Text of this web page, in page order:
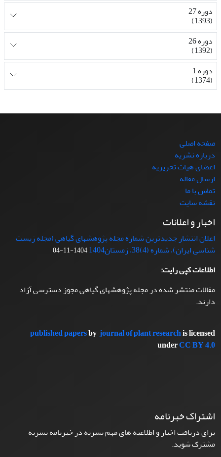
دوره 27
(1393)
دوره 26
(1392)
دوره 1
(1374)
صفحه اصلی
درباره نشریه
اعضای هیات تحریریه
ارسال مقاله
تماس با ما
نقشه سایت
اخبار و اعلانات
اعلان انتشار جدیدترین شماره مجله پژوهشهای گیاهی (مجله زیست
شناسی ایران)، شماره (4)38، زمستان1404
1404-11-04
اطلاعات کپی رایت:
مقالات منتشر شده در مجله پژوهشهای گیاهی مجوز دسترسی آزاد
دارند.
published papersbyjournal of plant researchis licensed
underCC BY 4.0
اشتراک خبرنامه
برای دریافت اخبار و اطلاعیه های مهم نشریه در خبرنامه نشریه
مشترک شوید.